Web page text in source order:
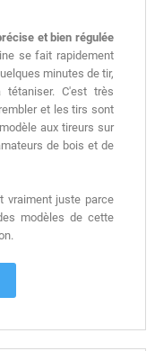
et bien régulée
se fait rapidement
minutes de tir,
C'est très
et les tirs sont
aux tireurs sur
de bois et de
vraiment juste parce
modèles de cette